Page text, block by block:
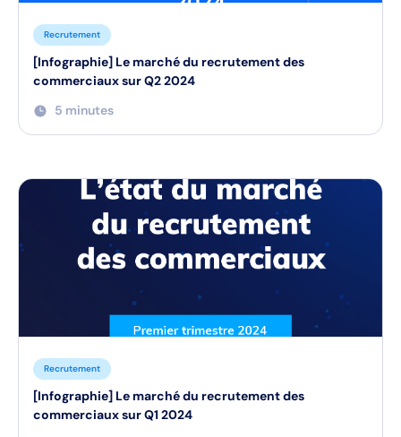
Recrutement
[Infographie] Le marché du recrutement des
commerciaux sur Q2 2024
5 minutes
Recrutement
[Infographie] Le marché du recrutement des
commerciaux sur Q1 2024